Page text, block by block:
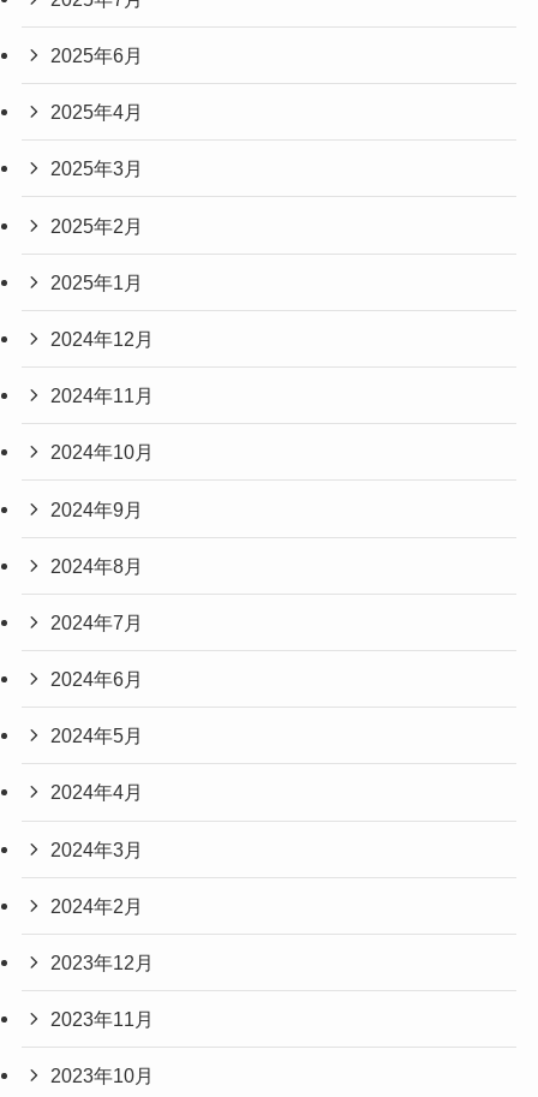
2025年6月
2025年4月
2025年3月
2025年2月
2025年1月
2024年12月
2024年11月
2024年10月
2024年9月
2024年8月
2024年7月
2024年6月
2024年5月
2024年4月
2024年3月
2024年2月
2023年12月
2023年11月
2023年10月